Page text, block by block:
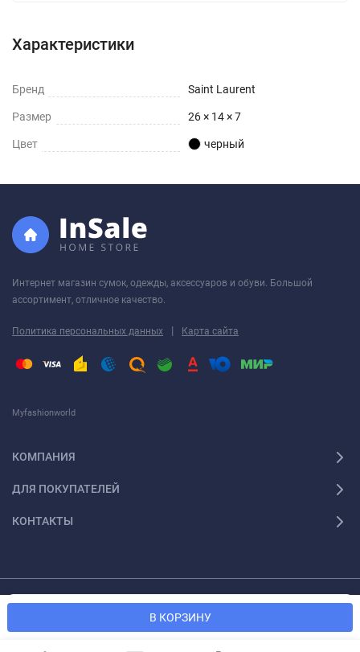
В КОРЗИНУ
Характеристики
Бренд Saint Laurent
Размер 26 × 14 × 7
Цвет черный
Интернет магазин сумок, одежды, аксессуаров и обуви. Большой
ассортимент, отличное качество.
Политика персональных данных | Карта сайта
Myfashionworld
КОМПАНИЯ
ДЛЯ ПОКУПАТЕЛЕЙ
КОНТАКТЫ